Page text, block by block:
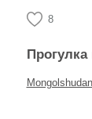
8
Mongolshudan